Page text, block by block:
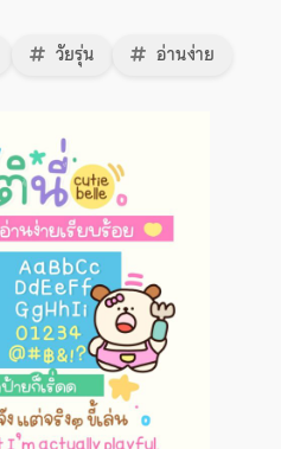
วัยรุ่น อ่านง่าย